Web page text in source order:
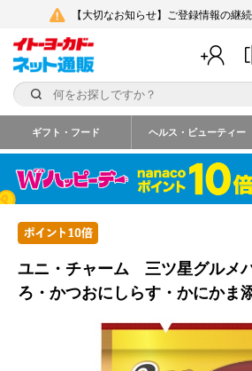
【大切なお知らせ】ご登録情報の継
ギフト・フード ヘルス・ビューティー
ユニ・チャーム 三ツ星グルメ
ろ・かつおにしらす・かにかま